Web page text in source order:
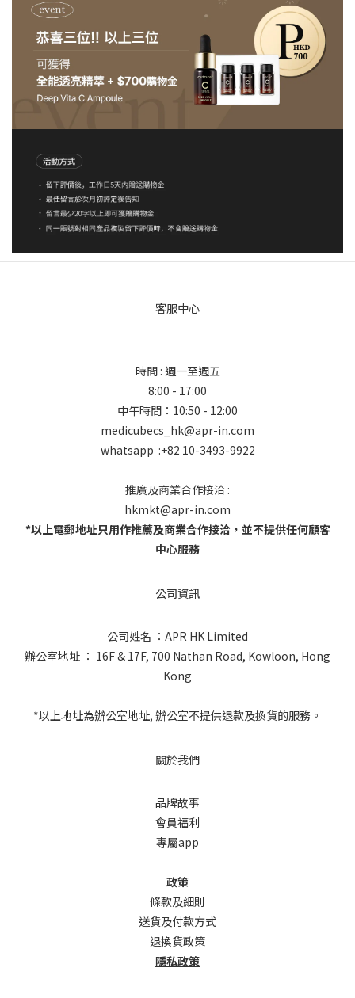
客服中心
時間 : 週一至週五
8:00 - 17:00
中午時間：10:50 - 12:00
medicubecs_hk@apr-in.com
whatsapp :+82 10-3493-9922
推廣及商業合作接洽 :
hkmkt@apr-in.com
*以上電郵地址只用作推薦及商業合作接洽，並不提供任何顧客
中心服務
公司資訊
公司姓名 ：APR HK Limited
辦公室地址 ： 16F & 17F, 700 Nathan Road, Kowloon, Hong
Kong
*以上地址為辦公室地址, 辦公室不提供退款及換貨的服務。
關於我們
品牌故事
會員福利
專屬app
政策
條款及細則
送貨及付款方式
退換貨政策
隱私政策